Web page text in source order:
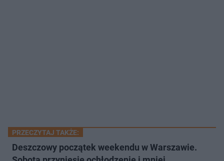
PRZECZYTAJ TAKŻE:
Deszczowy początek weekendu w Warszawie.